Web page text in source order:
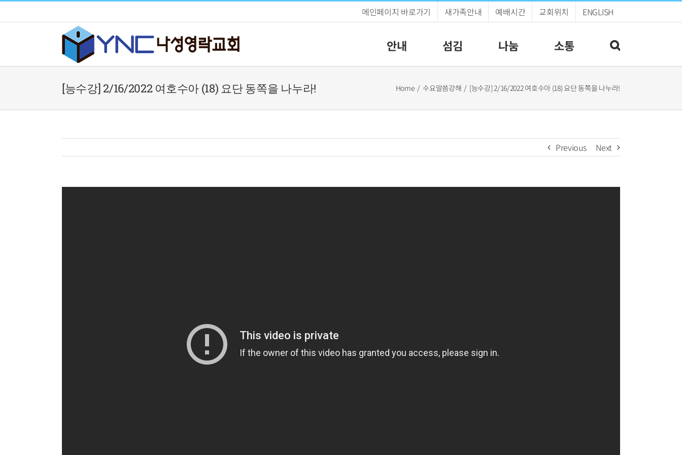
to
메인페이지 바로가기 새가족안내 예배시간 교회위치 ENGLISH
안내 섬김 나눔 소통
[능수강] 2/16/2022 여호수아 (18) 요단 동쪽을 나누라! Home 수요말씀강해 [능수강] 2/16/2022 여호수아 (18) 요단 동쪽을 나누라!
Previous Next